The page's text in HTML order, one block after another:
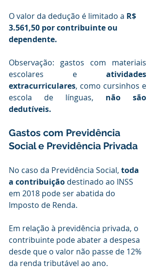
O valor da dedução é limitado a R$
3.561,50 por contribuinte ou
dependente.
Observação: gastos com materiais
escolares e atividades
extracurriculares, como cursinhos e
escola de línguas, não são
dedutíveis.
Gastos com Previdência
Social e Previdência Privada
No caso da Previdência Social, toda
a contribuição destinado ao INSS
em 2018 pode ser abatida do
Imposto de Renda.
Em relação à previdência privada, o
contribuinte pode abater a despesa
desde que o valor não passe de 12%
da renda tributável ao ano.